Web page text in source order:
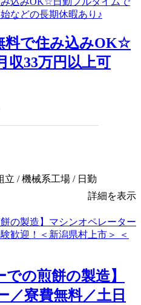
料で住み込みOK☆
収33万円以上可
立 / 機械系工場 / 日勤
詳細を表示
での煎餅の製造】
／寮費無料／土日